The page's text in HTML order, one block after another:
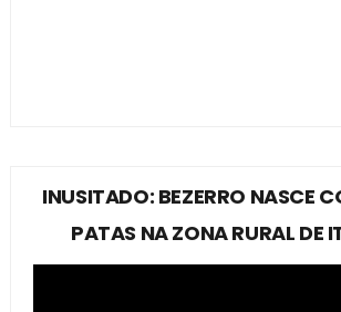
INUSITADO: BEZERRO NASCE
PATAS NA ZONA RURAL DE